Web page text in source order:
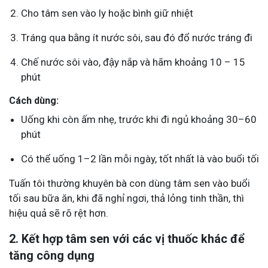
Cho tâm sen vào ly hoặc bình giữ nhiệt
Tráng qua bằng ít nước sôi, sau đó đổ nước tráng đi
Chế nước sôi vào, đậy nắp và hãm khoảng 10 – 15
phút
Cách dùng:
Uống khi còn ấm nhẹ, trước khi đi ngủ khoảng 30–60
phút
Có thể uống 1–2 lần mỗi ngày, tốt nhất là vào buổi tối
Tuấn tôi thường khuyên bà con dùng tâm sen vào buổi
tối sau bữa ăn, khi đã nghỉ ngơi, thả lỏng tinh thần, thì
hiệu quả sẽ rõ rệt hơn.
2. Kết hợp tâm sen với các vị thuốc khác để
tăng công dụng